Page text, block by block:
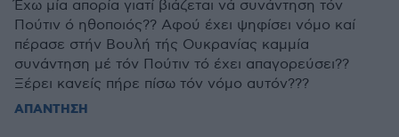
Έχω μία απορία γιατί βιάζεται νά συνάντηση τόν
Πούτιν ό ηθοποιός?? Αφού έχει ψηφίσει νόμο καί
πέρασε στήν Βουλή τής Ουκρανίας καμμία
συνάντηση μέ τόν Πούτιν τό έχει απαγορεύσει??
Ξέρει κανείς πήρε πίσω τόν νόμο αυτόν???
ΑΠΑΝΤΗΣΗ